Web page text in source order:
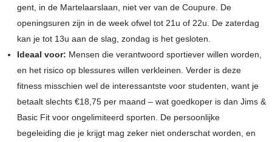
gent, in de Martelaarslaan, niet ver van de Coupure. De
openingsuren zijn in de week ofwel tot 21u of 22u. De zaterdag
kan je tot 13u aan de slag, zondag is het gesloten.
Ideaal voor: Mensen die verantwoord sportiever willen worden,
en het risico op blessures willen verkleinen. Verder is deze
fitness misschien wel de interessantste voor studenten, want je
betaalt slechts €18,75 per maand – wat goedkoper is dan Jims &
Basic Fit voor ongelimiteerd sporten. De persoonlijke
begeleiding die je krijgt mag zeker niet onderschat worden, en